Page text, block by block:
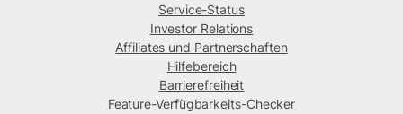
Service-Status
Investor Relations
Affiliates und Partnerschaften
Hilfebereich
Barrierefreiheit
Feature-Verfügbarkeits-Checker